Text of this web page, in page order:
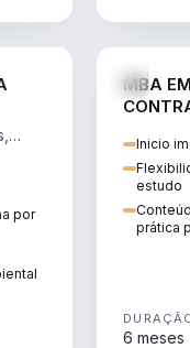
por
MBA
Inicio
estudo
prática
6 meses